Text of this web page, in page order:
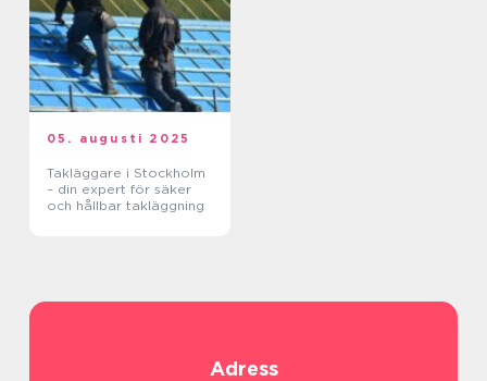
05. augusti 2025
Takläggare i Stockholm
– din expert för säker
och hållbar takläggning
Adress